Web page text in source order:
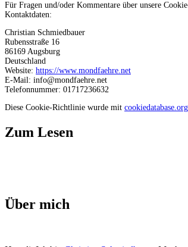
Für Fragen und/oder Kommentare über unsere
Kontaktdaten:
Christian Schmiedbauer
Rubensstraße 16
86169 Augsburg
Deutschland
Website: https://www.mondfaehre.net
E-Mail: info@mondfaehre.net
Telefonnummer: 01717236632
Diese Cookie-Richtlinie wurde mit cookiedatabase.org
Zum Lesen
Über mich